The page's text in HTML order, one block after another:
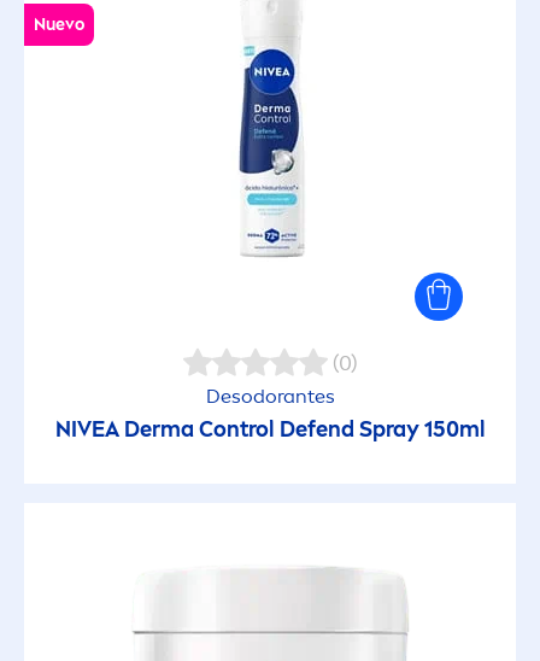
Nuevo
(0)
Desodorantes
NIVEADerma Control Defend Spray 150ml